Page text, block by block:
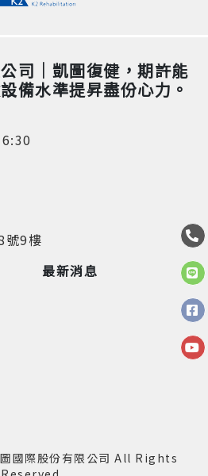
司｜凱圖復健，期許能
備水準提昇盡份心力。
號9樓
最新消息
國際股份有限公司 All Rights